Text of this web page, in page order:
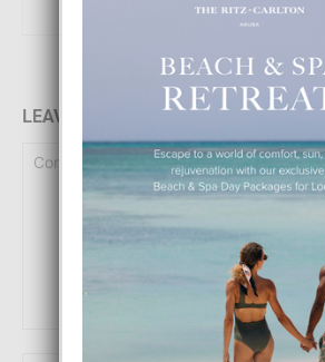
LEAVE A REPLY